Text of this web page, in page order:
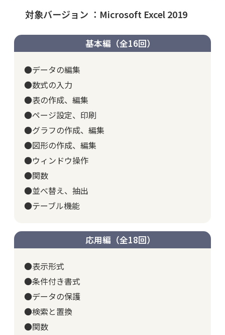
対象バージョン ：Microsoft Excel 2019
基本編（全16回）
●データの編集
●数式の入力
●表の作成、編集
●ページ設定、印刷
●グラフの作成、編集
●図形の作成、編集
●ウィンドウ操作
●関数
●並べ替え、抽出
●テーブル機能
応用編（全18回）
●表示形式
●条件付き書式
●データの保護
●検索と置換
●関数